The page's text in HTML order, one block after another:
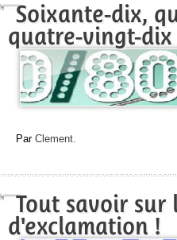
Soixante-dix,
quatre-vingt-dix
Par Clement.
Tout savoir sur
d'exclamation !